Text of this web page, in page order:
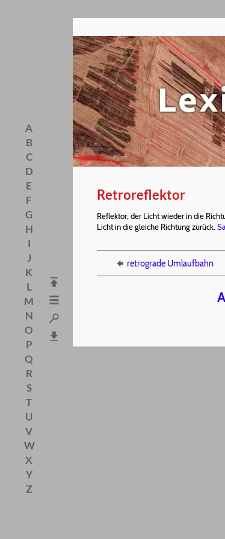
A
B
C
D
E
F
G
H
I
J
K
L
M
N
O
P
Q
R
S
T
U
V
W
X
Y
Z
Retroreflektor
Reflektor, der Licht wieder in die
Licht in die gleiche Richtung zurück.
retrograde Umlaufbahn
A